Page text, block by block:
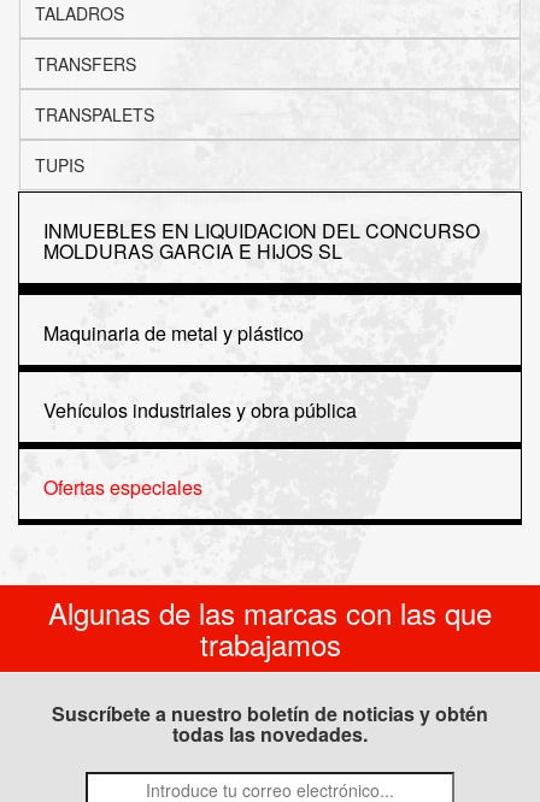
TALADROS
TRANSFERS
TRANSPALETS
TUPIS
INMUEBLES EN LIQUIDACION DEL CONCURSO
MOLDURAS GARCIA E HIJOS SL
Maquinaria de metal y plástico
Vehículos industriales y obra pública
Ofertas especiales
Algunas de las marcas con las que
trabajamos
Suscríbete a nuestro boletín de noticias y obtén
todas las novedades.